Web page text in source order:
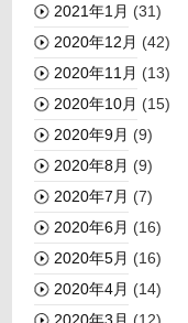
2021年1月 (31)
2020年12月 (42)
2020年11月 (13)
2020年10月 (15)
2020年9月 (9)
2020年8月 (9)
2020年7月 (7)
2020年6月 (16)
2020年5月 (16)
2020年4月 (14)